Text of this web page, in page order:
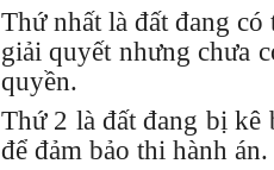
Thứ nhất là đất đang
giải quyết nhưng chưa
quyền.
Thứ 2 là đất đang bị kê
để đảm bảo thi hành án.